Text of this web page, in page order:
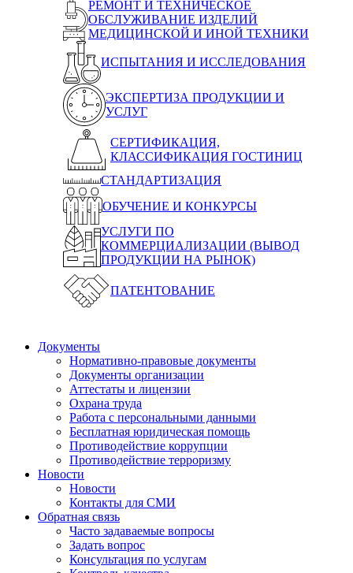
РЕМОНТ И ТЕХНИЧЕСКОЕ
ОБСЛУЖИВАНИЕ ИЗДЕЛИЙ
МЕДИЦИНСКОЙ И ИНОЙ ТЕХНИКИ
ИСПЫТАНИЯ И ИССЛЕДОВАНИЯ
ЭКСПЕРТИЗА ПРОДУКЦИИ И
УСЛУГ
СЕРТИФИКАЦИЯ,
КЛАССИФИКАЦИЯ ГОСТИНИЦ
СТАНДАРТИЗАЦИЯ
ОБУЧЕНИЕ И КОНКУРСЫ
УСЛУГИ ПО
КОММЕРЦИАЛИЗАЦИИ (ВЫВОД
ПРОДУКЦИИ НА РЫНОК)
ПАТЕНТОВАНИЕ
Документы
Нормативно-правовые документы
Документы организации
Аттестаты и лицензии
Охрана труда
Работа с персональными данными
Бесплатная юридическая помощь
Противодействие коррупции
Противодействие терроризму
Новости
Новости
Контакты для СМИ
Обратная связь
Часто задаваемые вопросы
Задать вопрос
Консультация по услугам